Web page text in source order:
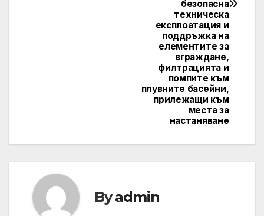
безопасна
техническа
експлоатация и
поддръжка на
елементите за
вграждане,
филтрацията и
помпите към
плувните басейни,
прилежащи към
места за
настаняване
Byadmin